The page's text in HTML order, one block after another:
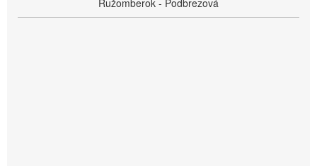
Ružomberok - Podbrezová